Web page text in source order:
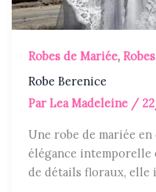
Robes de Mariée,
Robe Berenice
ParLea Madeleine /
Une robe de mariée
élégance intemporelle
de détails floraux, elle